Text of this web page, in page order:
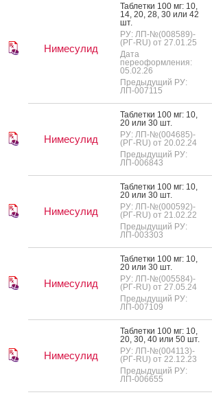
Нимесулид
Таб­летки 100 мг: 10,
14, 20, 28, 30 или 42
шт.
РУ: ЛП-№(008589)-
(РГ-RU) от 27.01.25
Дата
переоформления:
05.02.26
Предыдущий РУ:
ЛП-007115
Нимесулид
Таб­летки 100 мг: 10,
20 или 30 шт.
РУ: ЛП-№(004685)-
(РГ-RU) от 20.02.24
Предыдущий РУ:
ЛП-006843
Нимесулид
Таб­летки 100 мг: 10,
20 или 30 шт.
РУ: ЛП-№(000592)-
(РГ-RU) от 21.02.22
Предыдущий РУ:
ЛП-003303
Нимесулид
Таб­летки 100 мг: 10,
20 или 30 шт.
РУ: ЛП-№(005584)-
(РГ-RU) от 27.05.24
Предыдущий РУ:
ЛП-007109
Нимесулид
Таб­летки 100 мг: 10,
20, 30, 40 или 50 шт.
РУ: ЛП-№(004113)-
(РГ-RU) от 22.12.23
Предыдущий РУ:
ЛП-006655